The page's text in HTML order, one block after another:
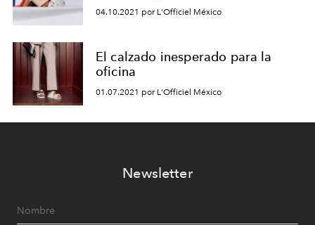
04.10.2021 por L'Officiel México
El calzado inesperado para la
oficina
01.07.2021 por L'Officiel México
Newsletter